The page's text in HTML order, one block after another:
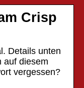
Crisp
Details unten
auf diesem
vergessen?